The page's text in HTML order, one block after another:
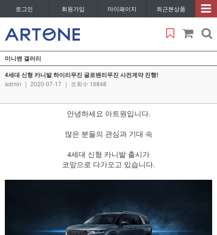
로그인 회원가입 마이페이지 최근본상품
미니밴 갤러리
4세대 신형 카니발 하이리무진 글로밴리무진 사전계약 진행!
admin | 2020-07-17 | 조회수 16848
안녕하세요 아트원입니다.
​ 많은 분들의 관심과 기대 속
4세대 신형 카니발 출시가
코앞으로 다가오고 있습니다.